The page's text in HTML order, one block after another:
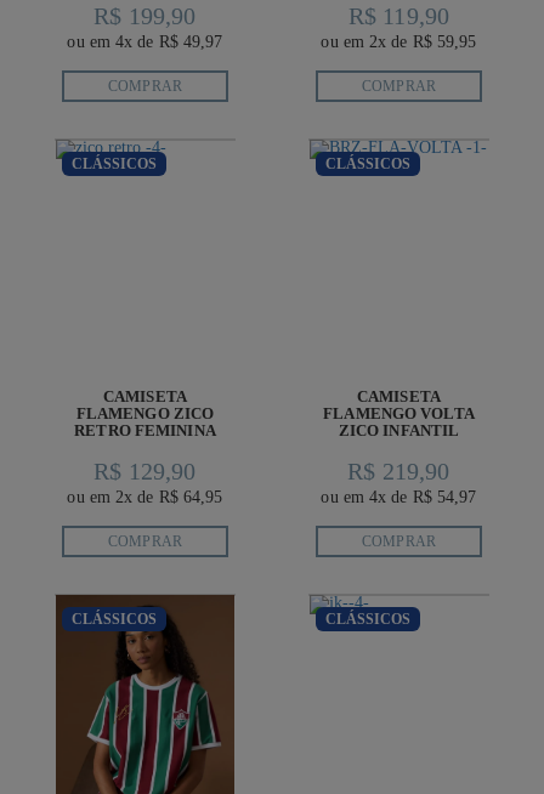
R$ 199,90
ou em 4x de R$ 49,97
COMPRAR
R$ 119,90
ou em 2x de R$ 59,95
COMPRAR
CLÁSSICOS
CAMISETA
FLAMENGO ZICO
RETRO FEMININA
R$ 129,90
ou em 2x de R$ 64,95
COMPRAR
CLÁSSICOS
CAMISETA
FLAMENGO VOLTA
ZICO INFANTIL
R$ 219,90
ou em 4x de R$ 54,97
COMPRAR
CLÁSSICOS CLÁSSICOS